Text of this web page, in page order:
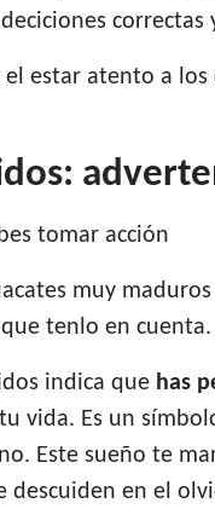
estar atento a
tomar acción
muy
tenlo en cuenta.
indica que has
vida. Es un
Este sueño te
descuiden en el